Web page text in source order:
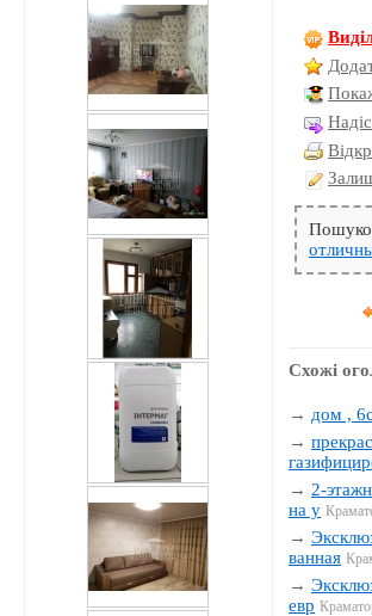
Схожі
→ дом ,
→
→ 2-
на у
→
ванная
→
евр